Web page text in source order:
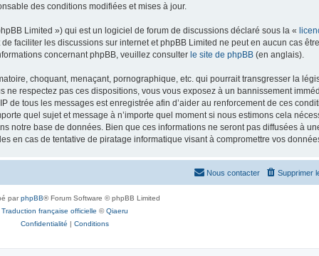
des conditions modifiées et mises à jour.
Limited ») qui est un logiciel de forum de discussions déclaré sous la «
faciliter les discussions sur internet et phpBB Limited ne peut en aucun cas
concernant phpBB, veuillez consulter le site de phpBB (en anglais).
choquant, menaçant, pornographique, etc. qui pourrait transgresser la
respectez pas ces dispositions, vous vous exposez à un bannissement
de tous les messages est enregistrée afin d’aider au renforcement de ces
quel sujet et message à n’importe quel moment si nous estimons cela
notre base de données. Bien que ces informations ne seront pas diffusées à
en cas de tentative de piratage informatique visant à compromettre vos
Supprimer
Nous contacter
parphpBB® Forum Software © phpBB Limited
Traduction française officielle ©Qiaeru
Confidentialité | Conditions